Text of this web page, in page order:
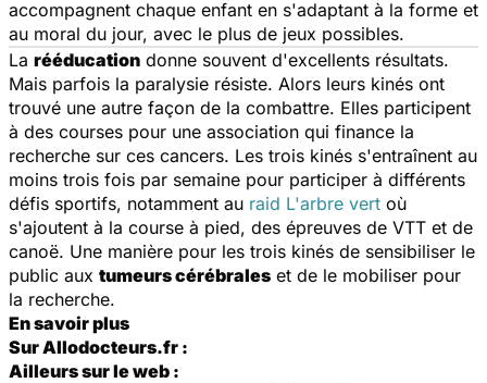
accompagnent chaque enfant en s'adaptant à la forme et
au moral du jour, avec le plus de jeux possibles.
La rééducation donne souvent d'excellents résultats.
Mais parfois la paralysie résiste. Alors leurs kinés ont
trouvé une autre façon de la combattre. Elles participent
à des courses pour une association qui finance la
recherche sur ces cancers. Les trois kinés s'entraînent au
moins trois fois par semaine pour participer à différents
défis sportifs, notamment au raid L'arbre vert où
s'ajoutent à la course à pied, des épreuves de VTT et de
canoë. Une manière pour les trois kinés de sensibiliser le
public aux tumeurs cérébrales et de le mobiliser pour
la recherche.
En savoir plus
Sur Allodocteurs.fr :
Ailleurs sur le web :